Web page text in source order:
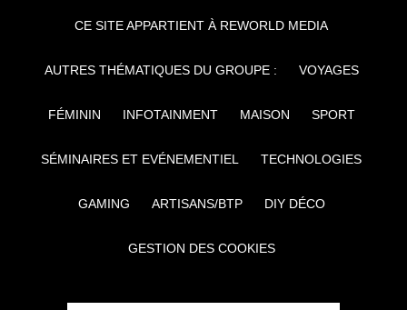
CE SITE APPARTIENT À REWORLD MEDIA
AUTRES THÉMATIQUES DU GROUPE : VOYAGES
FÉMININ INFOTAINMENT MAISON SPORT
SÉMINAIRES ET EVÉNEMENTIEL TECHNOLOGIES
GAMING ARTISANS/BTP DIY DÉCO
GESTION DES COOKIES